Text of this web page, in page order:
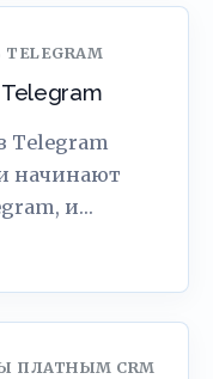
Telegram
Telegram
начинают
и…
ПЛАТНЫМ CRM